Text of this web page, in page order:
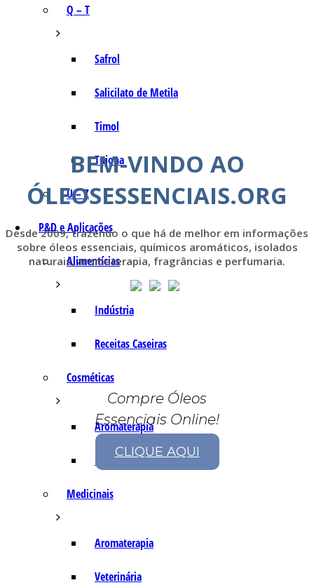
Q – T
Safrol
Salicilato de Metila
Timol
Tujona
U – Z
P&D e Aplicações
Alimentícias
Indústria
Receitas Caseiras
Cosméticas
Aromaterapia
Fórmulas Caseiras
Medicinais
Aromaterapia
Veterinária
BEM-VINDO AO
ÓLEOSESSENCIAIS.ORG
Desde 2009, trazendo o que há de melhor em informações
sobre óleos essenciais, químicos aromáticos, isolados
naturais, aromaterapia, fragrâncias e perfumaria.
Compre Óleos
Essenciais Online!
CLIQUE AQUI